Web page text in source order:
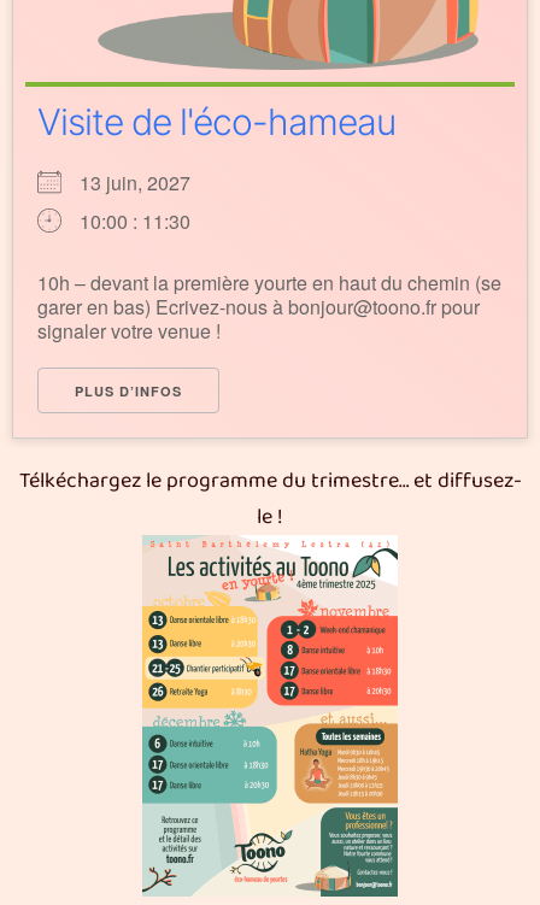
Visite de l'éco-hameau
13 juin, 2027
10:00 : 11:30
10h – devant la première yourte en haut du chemin (se
garer en bas) Ecrivez-nous à bonjour@toono.fr pour
signaler votre venue !
PLUS D’INFOS
Télkéchargez le programme du trimestre… et diffusez-
le !